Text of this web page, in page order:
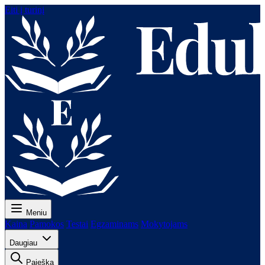
Eiti į turinį
Meniu
Kaina Pamokos Testai Egzaminams Mokytojams
Daugiau
Paieška